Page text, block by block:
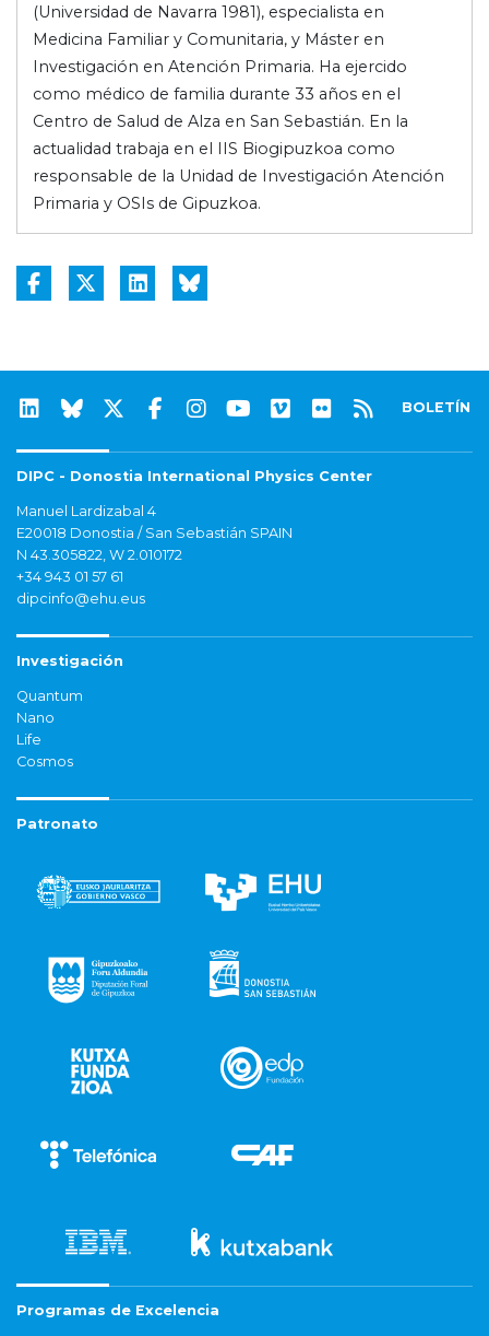
(Universidad de Navarra 1981), especialista en
Medicina Familiar y Comunitaria, y Máster en
Investigación en Atención Primaria. Ha ejercido
como médico de familia durante 33 años en el
Centro de Salud de Alza en San Sebastián. En la
actualidad trabaja en el IIS Biogipuzkoa como
responsable de la Unidad de Investigación Atención
Primaria y OSIs de Gipuzkoa.
BOLETÍN
DIPC - Donostia International Physics Center
Manuel Lardizabal 4
E20018 Donostia / San Sebastián SPAIN
N 43.305822, W 2.010172
+34 943 01 57 61
dipcinfo@ehu.eus
Investigación
Quantum
Nano
Life
Cosmos
Patronato
Programas de Excelencia